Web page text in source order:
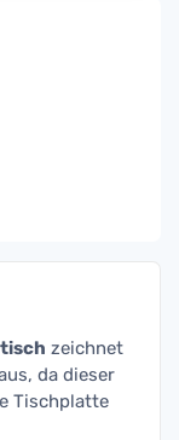
zeichnet
da dieser
Tischplatte